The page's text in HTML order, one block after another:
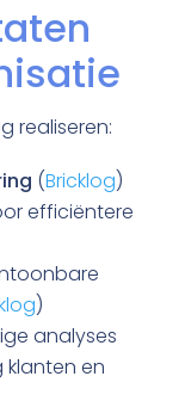
realiseren:
(Bricklog)
efficiëntere
)
analyses
en